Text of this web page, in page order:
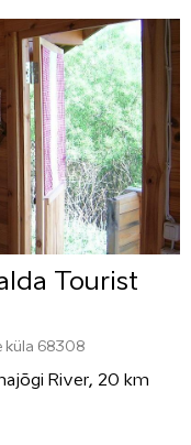
Tourist
küla 68308
River, 20 km